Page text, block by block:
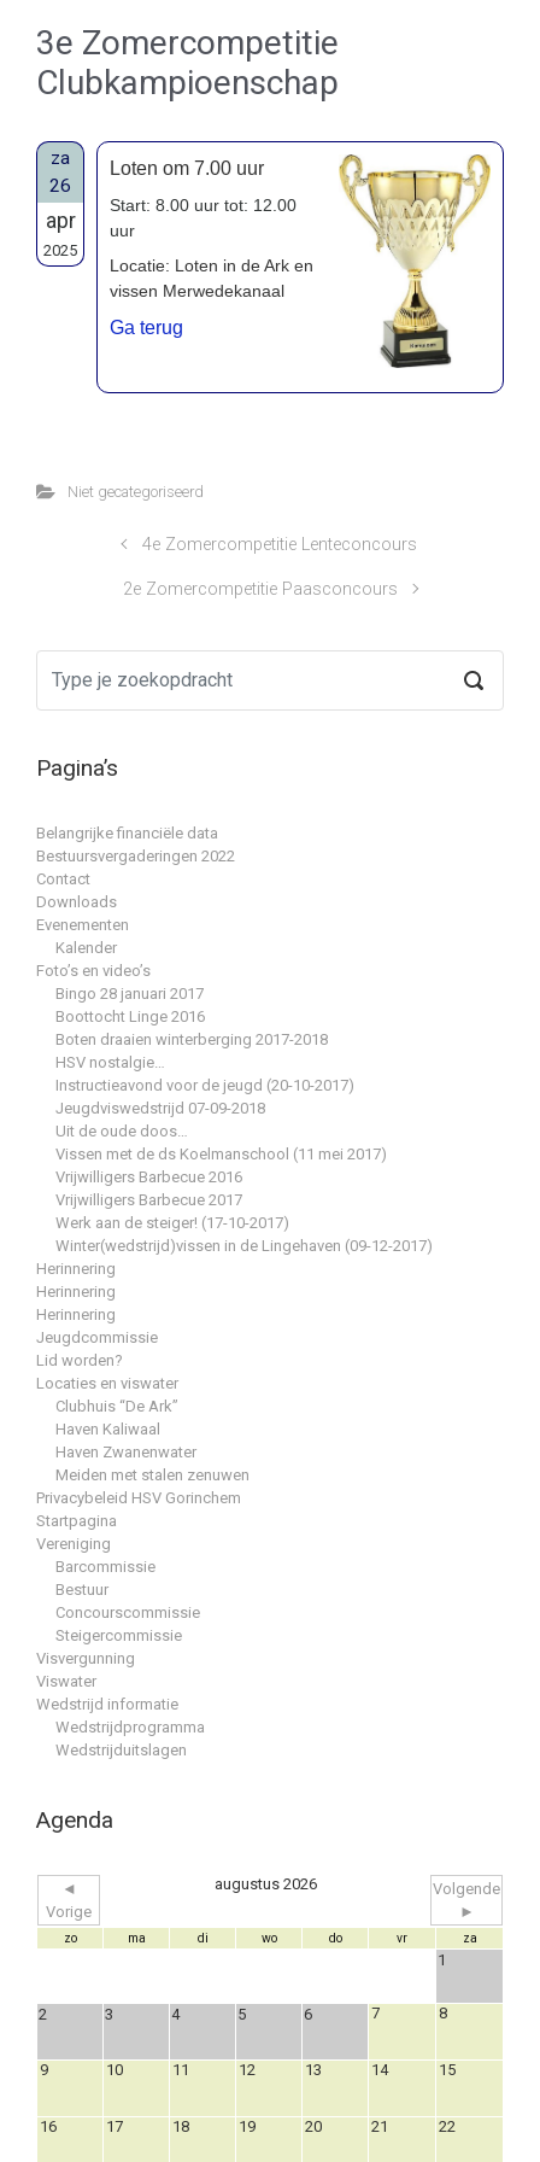
3e Zomercompetitie
Clubkampioenschap
za
26
apr
2025
Loten om 7.00 uur
Start: 8.00 uur tot: 12.00
uur
Locatie: Loten in de Ark en
vissen Merwedekanaal
Ga terug
Niet gecategoriseerd
4e Zomercompetitie Lenteconcours
2e Zomercompetitie Paasconcours
Pagina’s
Belangrijke financiële data
Bestuursvergaderingen 2022
Contact
Downloads
Evenementen
Kalender
Foto’s en video’s
Bingo 28 januari 2017
Boottocht Linge 2016
Boten draaien winterberging 2017-2018
HSV nostalgie…
Instructieavond voor de jeugd (20-10-2017)
Jeugdviswedstrijd 07-09-2018
Uit de oude doos…
Vissen met de ds Koelmanschool (11 mei 2017)
Vrijwilligers Barbecue 2016
Vrijwilligers Barbecue 2017
Werk aan de steiger! (17-10-2017)
Winter(wedstrijd)vissen in de Lingehaven (09-12-2017)
Herinnering
Herinnering
Herinnering
Jeugdcommissie
Lid worden?
Locaties en viswater
Clubhuis “De Ark”
Haven Kaliwaal
Haven Zwanenwater
Meiden met stalen zenuwen
Privacybeleid HSV Gorinchem
Startpagina
Vereniging
Barcommissie
Bestuur
Concourscommissie
Steigercommissie
Visvergunning
Viswater
Wedstrijd informatie
Wedstrijdprogramma
Wedstrijduitslagen
Agenda
◄
Vorige
augustus 2026
Volgende
►
zo ma di wo do vr za
1
2 3 4 5 6 7 8
9 10 11 12 13 14 15
16 17 18 19 20 21 22